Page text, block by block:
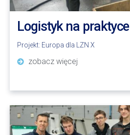
Logistyk na praktyce
Projekt: Europa dla LZN X
zobacz więcej